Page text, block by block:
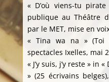
« D’où viens-tu
publique au Théâtre
par le MET, mise en
« Tina wa na » (Toi
spectacles Ixelles, mai
« J’y suis, j’y reste » in
» (25 écrivains